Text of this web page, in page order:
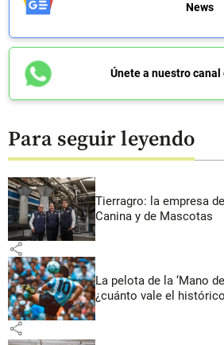
News
Únete a nuestro canal
Para seguir leyendo
Tierragro: la empresa
Canina y de Mascotas
share
La pelota de la ‘Mano
¿cuánto vale el
share